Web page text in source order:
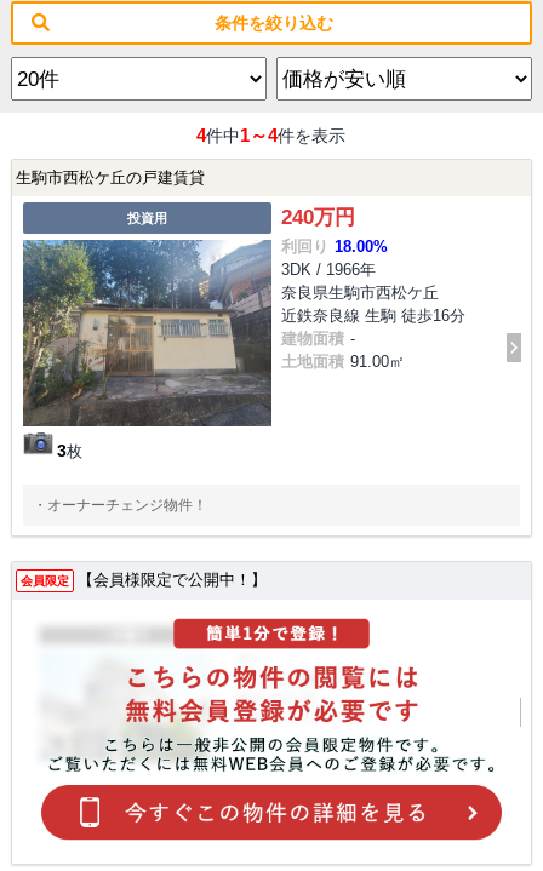
条件を絞り込む
4件中1～4件を表示
生駒市西松ケ丘の戸建賃貸
投資用
3枚
240万円
利回り 18.00%
3DK / 1966年
奈良県生駒市西松ケ丘
近鉄奈良線 生駒 徒歩16分
建物面積 -
土地面積 91.00㎡
・オーナーチェンジ物件！
会員限定 【会員様限定で公開中！】